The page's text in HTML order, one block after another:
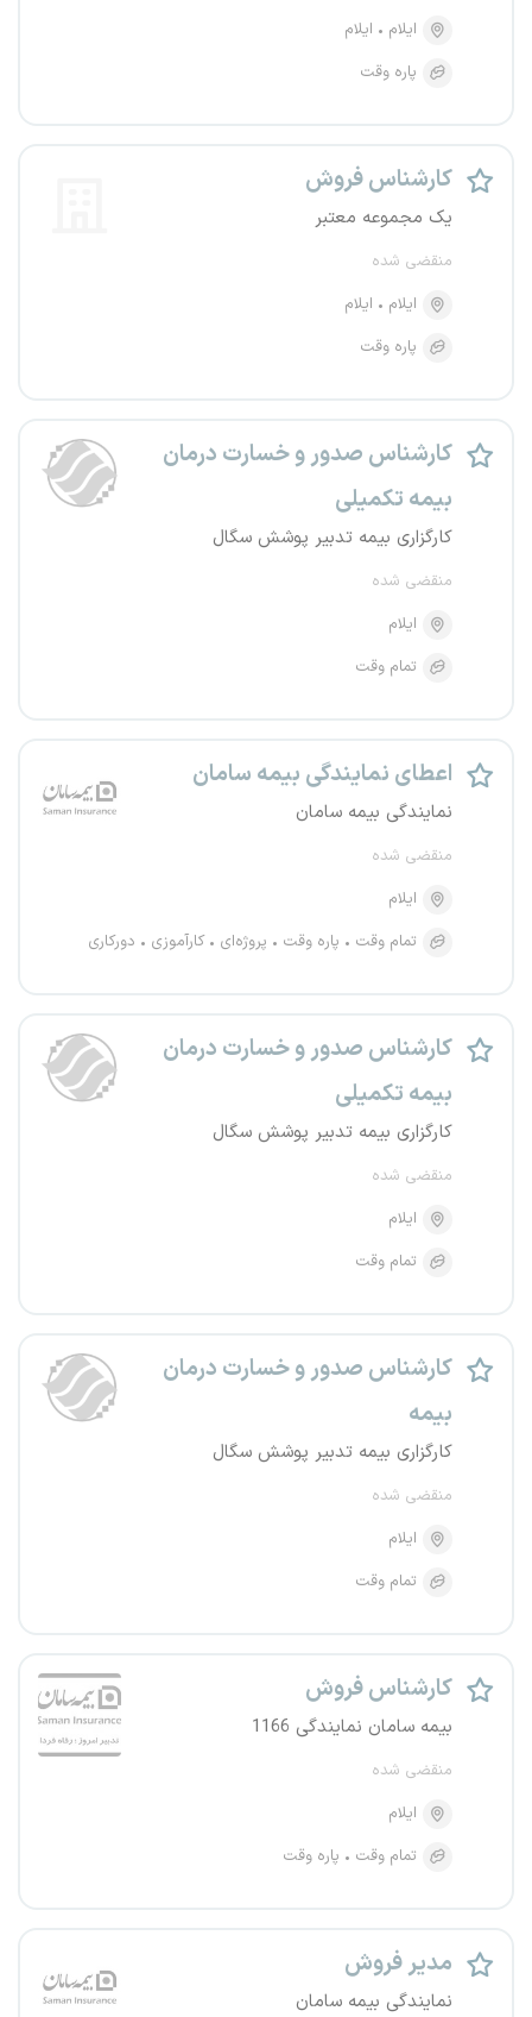
ایلام
ایلام
پاره وقت
کارشناس فروش
یک مجموعه معتبر
منقضی شده
ایلام
ایلام
پاره وقت
کارشناس صدور و خسارت درمان
بیمه تکمیلی
کارگزاری بیمه تدبیر پوشش سگال
منقضی شده
ایلام
تمام وقت
اعطای نمایندگی بیمه سامان
نمایندگی بیمه سامان
منقضی شده
ایلام
تمام وقت
پاره وقت پروژه‌ای کارآموزی دورکاری
کارشناس صدور و خسارت درمان
بیمه تکمیلی
کارگزاری بیمه تدبیر پوشش سگال
منقضی شده
ایلام
تمام وقت
کارشناس صدور و خسارت درمان
بیمه
کارگزاری بیمه تدبیر پوشش سگال
منقضی شده
ایلام
تمام وقت
کارشناس فروش
بیمه سامان نمایندگی 1166
منقضی شده
ایلام
تمام وقت
پاره وقت
مدیر فروش
نمایندگی بیمه سامان